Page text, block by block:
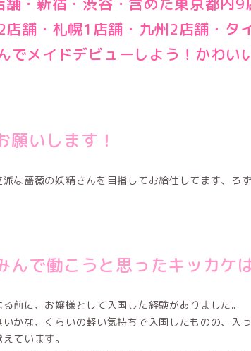
店舗・札幌1店舗・九州2店舗・タ
でメイドデビューしよう！かわい
願いします！
な薔薇の妖精さんを目指してお給仕してます、ろ
んで働こうと思ったキッカケ
前に、お嬢様として入国した経験がありました。
かな、くらいの軽い気持ちで入国したものの、入
ています。